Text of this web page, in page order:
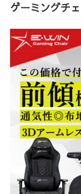
ゲーミングチ